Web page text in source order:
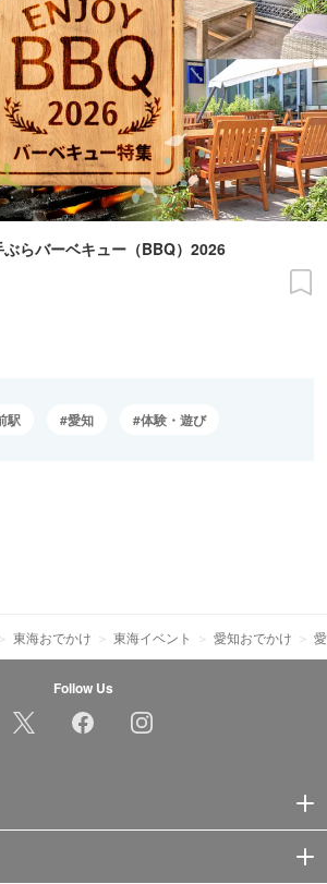
らバーベキュー（BBQ）2026
駅 愛知 体験・遊び
東海おでかけ 東海イベント 愛知おでかけ
Follow Us